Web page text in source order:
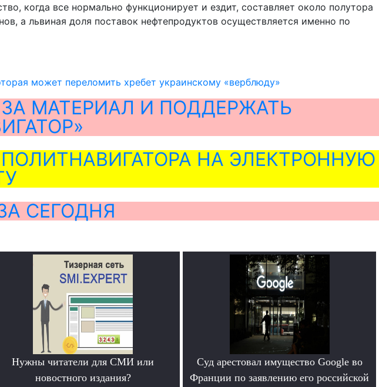
когда все нормально функционирует и ездит, составляет около полутора
а львиная доля поставок нефтепродуктов осуществляется именно по
может переломить хребет украинскому «верблюду»
МАТЕРИАЛ И ПОДДЕРЖАТЬ
НА ЭЛЕКТРОННУЮ
СЕГОДНЯ
Нужны читатели для СМИ или
новостного издания?
Суд арестовал имущество Google во
Франции по заявлению его российской